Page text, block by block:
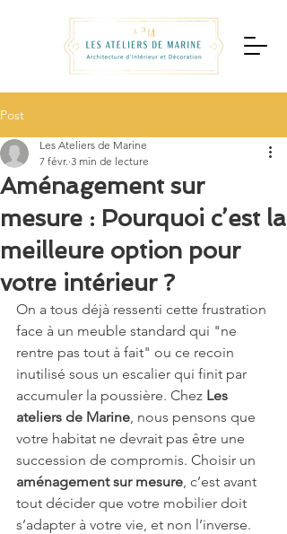
Post
Aménagement sur
mesure : Pourquoi c’est la
meilleure option pour
votre intérieur ?
Les Ateliers de Marine
7 févr. 3 min de lecture
On a tous déjà ressenti cette frustration
face à un meuble standard qui "ne
rentre pas tout à fait" ou ce recoin
inutilisé sous un escalier qui finit par
accumuler la poussière. Chez Les
ateliers de Marine, nous pensons que
votre habitat ne devrait pas être une
succession de compromis. Choisir un
aménagement sur mesure, c’est avant
tout décider que votre mobilier doit
s’adapter à votre vie, et non l’inverse.